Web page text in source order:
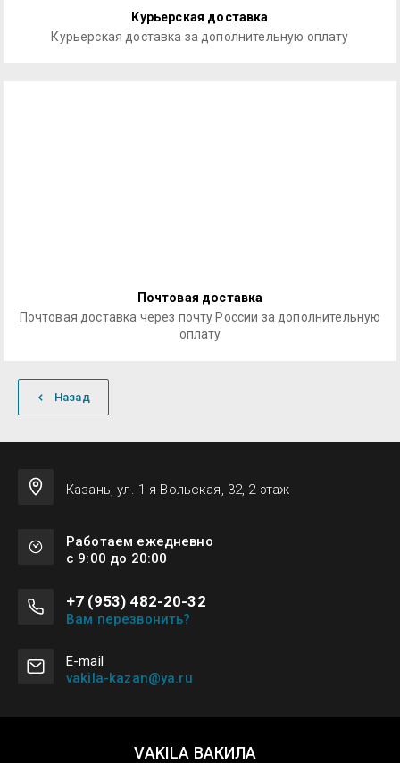
Курьерская доставка
Курьерская доставка за дополнительную оплату
Почтовая доставка
Почтовая доставка через почту России за дополнительную
оплату
Назад
Казань, ул. 1-я Вольская, 32, 2 этаж
Работаем ежедневно
с 9:00 до 20:00
+7 (953) 482-20-32
Вам перезвонить?
Е-mail
vakila-kazan@ya.ru
VAKILA ВАКИЛА